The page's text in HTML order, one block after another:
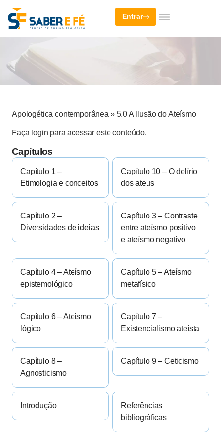
Entrar
Apologética contemporânea » 5.0 A Ilusão do Ateísmo
Faça login para acessar este conteúdo.
Capítulos
Capítulo 1 –
Etimologia e conceitos
Capítulo 10 – O delírio
dos ateus
Capítulo 2 –
Diversidades de ideias
Capítulo 3 – Contraste
entre ateísmo positivo
e ateísmo negativo
Capítulo 4 – Ateísmo
epistemológico
Capítulo 5 – Ateísmo
metafísico
Capítulo 6 – Ateísmo
lógico
Capítulo 7 –
Existencialismo ateísta
Capítulo 8 –
Agnosticismo
Capítulo 9 – Ceticismo
Introdução
Referências
bibliográficas